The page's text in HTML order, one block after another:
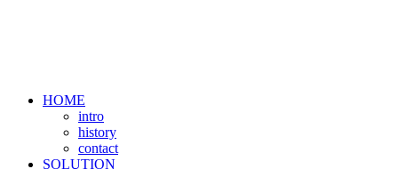
HOME
intro
history
contact
SOLUTION